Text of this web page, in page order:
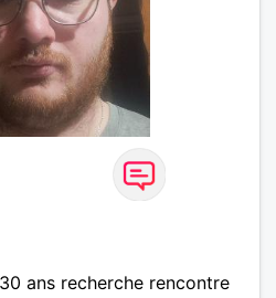
ans recherche rencontre